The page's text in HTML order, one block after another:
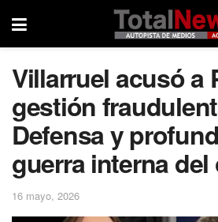
Villarruel acusó a
gestión
Defensa y
guerra interna
16 mayo, 2026